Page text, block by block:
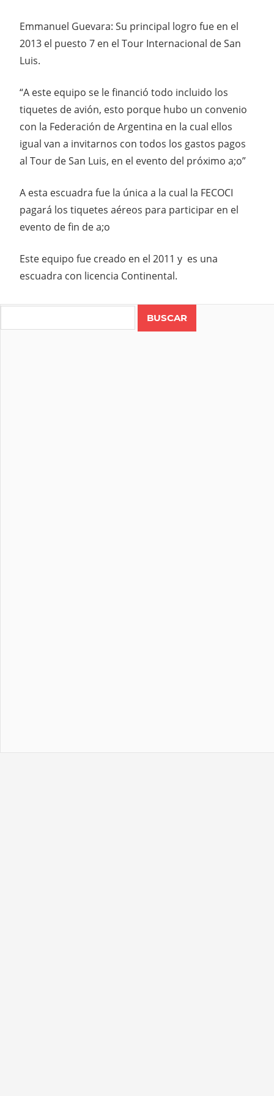
Emmanuel Guevara: Su principal logro fue en el
2013 el puesto 7 en el Tour Internacional de San
Luis.
“A este equipo se le financió todo incluido los
tiquetes de avión, esto porque hubo un convenio
con la Federación de Argentina en la cual ellos
igual van a invitarnos con todos los gastos pagos
al Tour de San Luis, en el evento del próximo a;o”
A esta escuadra fue la única a la cual la FECOCI
pagará los tiquetes aéreos para participar en el
evento de fin de a;o
Este equipo fue creado en el 2011 y es una
escuadra con licencia Continental.